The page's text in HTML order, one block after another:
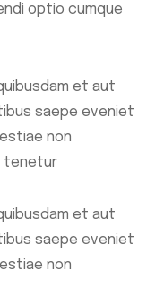
optio cumque
et aut
saepe eveniet
non
tenetur
et aut
saepe eveniet
non